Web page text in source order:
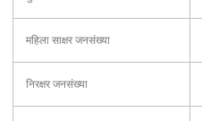
महिला साक्षर जनसंख्या
निरक्षर जनसंख्या